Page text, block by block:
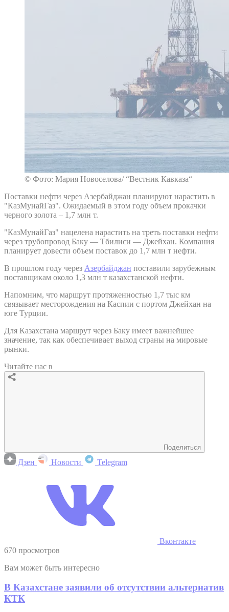
© Фото: Мария Новоселова/ “Вестник Кавказа“
Поставки нефти через Азербайджан планируют нарастить в
"КазМунайГаз". Ожидаемый в этом году объем прокачки
черного золота – 1,7 млн т.
"КазМунайГаз" нацелена нарастить на треть поставки нефти
через трубопровод Баку — Тбилиси — Джейхан. Компания
планирует довести объем поставок до 1,7 млн т нефти.
В прошлом году через Азербайджан поставили зарубежным
поставщикам около 1,3 млн т казахстанской нефти.
Напомним, что маршрут протяженностью 1,7 тыс км
связывает месторождения на Каспии с портом Джейхан на
юге Турции.
Для Казахстана маршрут через Баку имеет важнейшее
значение, так как обеспечивает выход страны на мировые
рынки.
Читайте нас в
Поделиться
Дзен Новости Telegram
Вконтакте
670 просмотров
Вам может быть интересно
В Казахстане заявили об отсутствии альтернатив
КТК